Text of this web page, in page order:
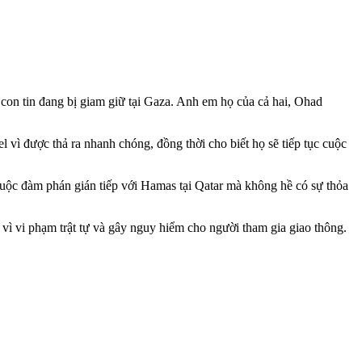
tin đang bị giam giữ tại Gaza. Anh em họ của cả hai, Ohad
được thả ra nhanh chóng, đồng thời cho biết họ sẽ tiếp tục cuộc
đàm phán gián tiếp với Hamas tại Qatar mà không hề có sự thỏa
vi phạm trật tự và gây nguy hiểm cho người tham gia giao thông.